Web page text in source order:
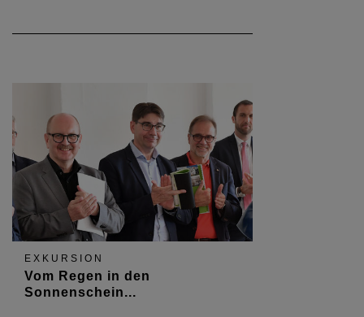
EXKURSION
Vom Regen in den
Sonnenschein...
Gemeinschaftliches Wohnen, Hühner